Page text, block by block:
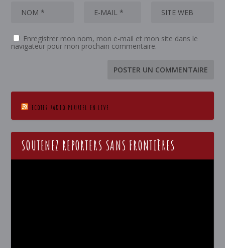
Enregistrer mon nom, mon e-mail et mon site dans le
navigateur pour mon prochain commentaire.
ECOTEZ RADIO PLURIEL EN LIVE
SOUTENEZ REPORTERS SANS FRONTIÈRES